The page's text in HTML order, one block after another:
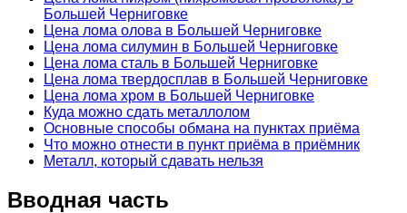
Большей Черниговке
Цена лома олова в Большей Черниговке
Цена лома силумин в Большей Черниговке
Цена лома сталь в Большей Черниговке
Цена лома твердосплав в Большей Черниговке
Цена лома хром в Большей Черниговке
Куда можно сдать металлолом
Основные способы обмана на пунктах приёма
Что можно отнести в пункт приёма в приёмник
Металл, который сдавать нельзя
Вводная часть